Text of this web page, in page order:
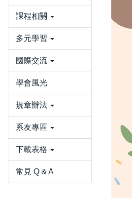
課程相關
多元學習
國際交流
學會風光
規章辦法
系友專區
下載表格
常見 Q & A